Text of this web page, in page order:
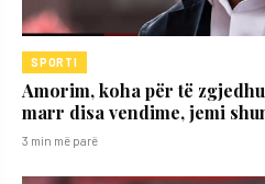
SPORTI
Amorim, koha për të
marr disa vendime, jemi
3 min më parë